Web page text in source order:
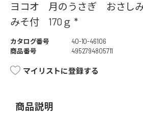
ヨコオ 月のうさぎ おさし
みそ付 170ｇ *
カタログ番号
40-10-46106
商品番号
4952794805711
マイリストに登録する
商品説明